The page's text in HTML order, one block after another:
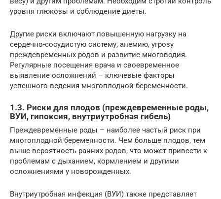
уровня глюкозы и соблюдение диеты.
Другие риски включают повышенную нагрузку на
сердечно-сосудистую систему, анемию, угрозу
преждевременных родов и развитие многоводия.
Регулярные посещения врача и своевременное
выявление осложнений – ключевые факторы
успешного ведения многоплодной беременности.
1.3. Риски для плодов (преждевременные роды,
ВУИ, гипоксия, внутриутробная гибель)
Преждевременные роды – наиболее частый риск при
многоплодной беременности. Чем больше плодов, тем
выше вероятность ранних родов, что может привести к
проблемам с дыханием, кормлением и другими
осложнениями у новорожденных.
Внутриутробная инфекция (ВУИ) также представляет